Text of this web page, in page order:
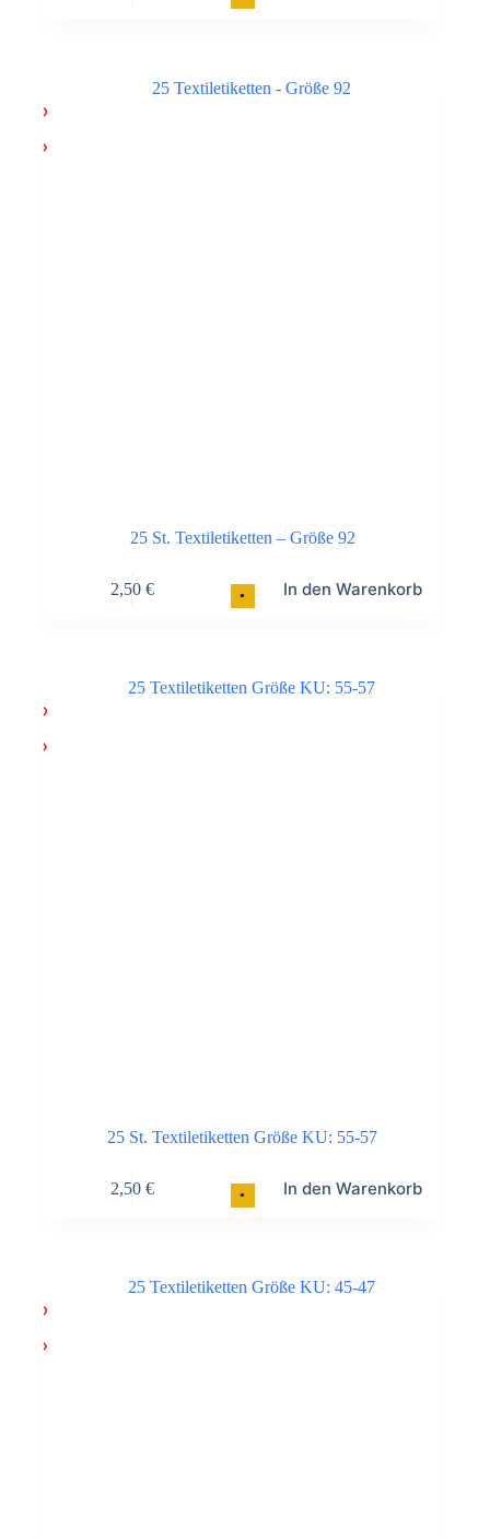
•
25 St. Textiletiketten – Größe 92
2,50 € In den Warenkorb
•
25 St. Textiletiketten Größe KU: 55-57
2,50 € In den Warenkorb